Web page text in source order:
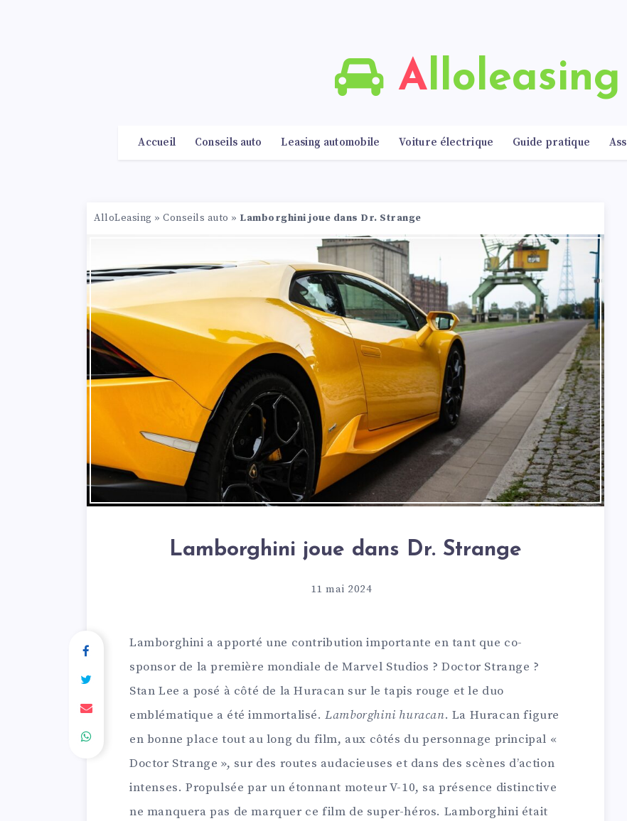
Alloleasing
Accueil Conseils auto Leasing automobile Voiture électrique Guide pratique
AlloLeasing » Conseils auto » Lamborghini joue dans Dr. Strange
Lamborghini joue dans Dr. Strange
11 mai 2024
Lamborghini a apporté une contribution importante en tant que co-
sponsor de la première mondiale de Marvel Studios ? Doctor Strange ?
Stan Lee a posé à côté de la Huracan sur le tapis rouge et le duo
emblématique a été immortalisé.Lamborghini huracan. La Huracan figure
en bonne place tout au long du film, aux côtés du personnage principal «
Doctor Strange », sur des routes audacieuses et dans des scènes d’action
intenses. Propulsée par un étonnant moteur V-10, sa présence distinctive
ne manquera pas de marquer ce film de super-héros. Lamborghini était